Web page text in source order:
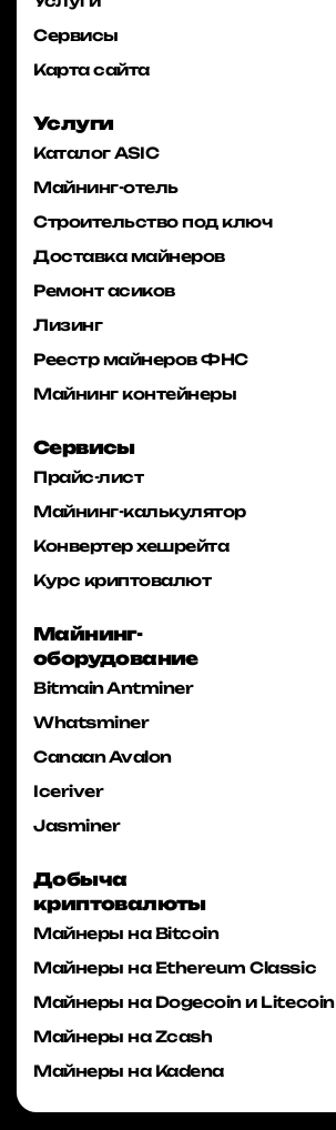
Сервисы
Карта сайта
Услуги
Каталог ASIC
Майнинг-отель
Строительство под ключ
Доставка майнеров
Ремонт асиков
Лизинг
Реестр майнеров ФНС
Майнинг контейнеры
Сервисы
Прайс-лист
Майнинг-калькулятор
Конвертер хешрейта
Курс криптовалют
Майнинг-
оборудование
Bitmain Antminer
Whatsminer
Canaan Avalon
Iceriver
Jasminer
Добыча
криптовалюты
Майнеры на Bitcoin
Майнеры на Ethereum Classic
Майнеры на Dogecoin и Litecoin
Майнеры на Zcash
Майнеры на Kadena